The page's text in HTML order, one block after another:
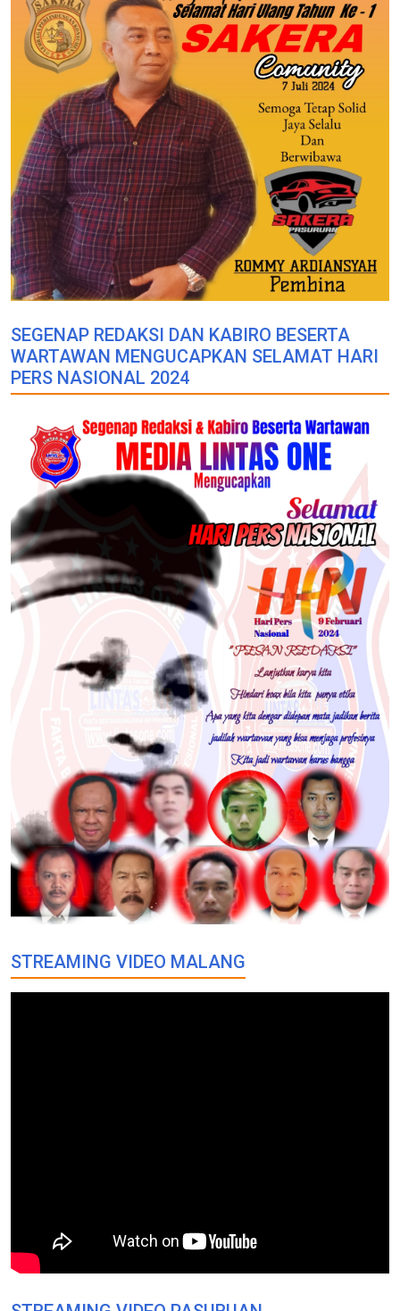
SEGENAP REDAKSI DAN KABIRO BESERTA
WARTAWAN MENGUCAPKAN SELAMAT HARI
PERS NASIONAL 2024
STREAMING VIDEO MALANG